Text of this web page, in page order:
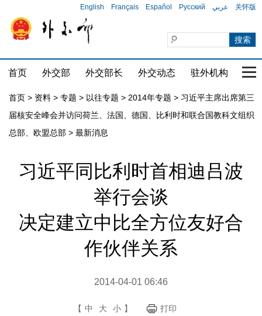
English Français Español Русский عربي 关怀版
首页 外交部 外交部长 外交动态 驻外机构 国
首页 > 资料 > 专题 > 以往专题 > 2014年专题 > 习近平主席出席第三
届核安全峰会并访问荷兰、法国、德国、比利时和联合国教科文组织
总部、欧盟总部 > 最新消息
习近平同比利时首相迪吕波
举行会谈
决定建立中比全方位友好合
作伙伴关系
2014-04-01 06:46
【 中 大 小 】 打印